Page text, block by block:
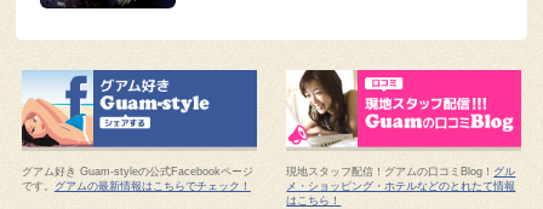
グアム好き Guam-styleの公式Facebookページ
です。
グアムの最新情報はこちらでチェック！
現地スタッフ配信！グアムの口コミBlog！ グル
メ・ショッピング・ホテルなどのとれたて情報
はこちら！